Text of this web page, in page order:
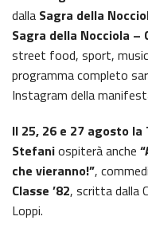
dalla Sagra della
Sagra della Nocciola –
street food, sport,
programma completo
Instagram della
Il 25, 26 e 27 agosto
Stefaniospiterà anche
che vieranno!”,
Classe ’82, scritta dalla
Loppi.